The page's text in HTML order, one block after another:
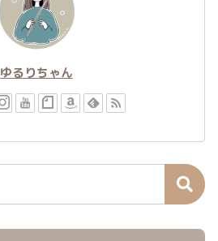
ゆるりちゃん